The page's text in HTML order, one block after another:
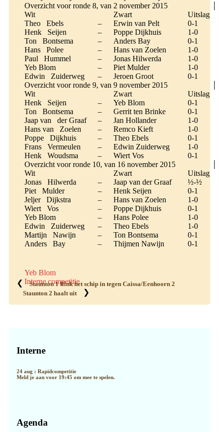
Overzicht voor ronde 8, van 2 november 2015
Wit
Zwart
Uitslag
Theo Ebels
– Erwin van Pelt
0-1
Henk Seijen
– Poppe Dijkhuis
1-0
Ton Bontsema
– Anders Bay
0-1
Hans Polee
– Hans van Zoelen
1-0
Paul Hummel
– Jonas Hilwerda
1-0
Yeb Blom
– Piet Mulder
1-0
Edwin Zuiderweg
– Jeroen Groot
0-1
Overzicht voor ronde 9, van 9 november 2015
Wit
Zwart
Uitslag
Henk Seijen
– Yeb Blom
0-1
Ton Bontsema
– Gerrit ten Brinke
0-1
Jaap van der Graaf
– Jan Hollander
1-0
Hans van Zoelen
– Remco Kieft
1-0
Poppe Dijkhuis
– Theo Ebels
0-1
Frans Vermeulen
– Edwin Zuiderweg
1-0
Henk Woudsma
– Wiert Vos
0-1
Overzicht voor ronde 10, van 16 november 2015
Wit
Zwart
Uitslag
Jonas Hilwerda
– Jaap van der Graaf
½-½
Piet Mulder
– Henk Seijen
0-1
Jeljer Dijkstra
– Hans van Zoelen
1-0
Wiert Vos
– Poppe Dijkhuis
0-1
Yeb Blom
– Hans Polee
1-0
Edwin Zuiderweg
– Theo Ebels
1-0
Martijn Nawijn
– Ton Bontsema
0-1
Anders Bay
– Thijmen Nawijn 0-1
Yeb Blom
Interne competitie
❮
Staunton 1 flink het schip in tegen Caissa/Eenhoorn 2
Staunton 2 haalt uit
❯
Sidebar
Interne
24 aug : Rapidcompetitie
Meld je aan voor 19:45 om mee te spelen.
Agenda